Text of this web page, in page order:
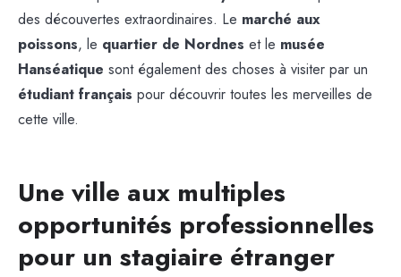
des découvertes extraordinaires. Le marché aux
poissons, le quartier de Nordnes et le musée
Hanséatique sont également des choses à visiter par un
étudiant français pour découvrir toutes les merveilles de
cette ville.
Une ville aux multiples
opportunités professionnelles
pour un stagiaire étranger